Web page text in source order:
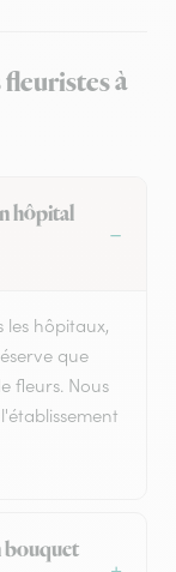
à
hôpital
les hôpitaux,
que
fleurs. Nous
bouquet